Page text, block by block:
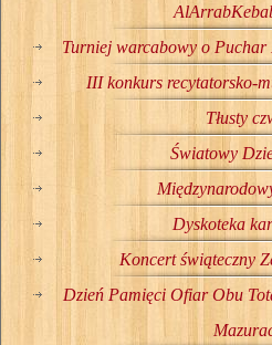
Turniej warcabowy o
III konkurs recytatorsko-
Tłusty
Światowy
Dyskoteka
Koncert świąteczny
Dzień Pamięci Ofiar Obu